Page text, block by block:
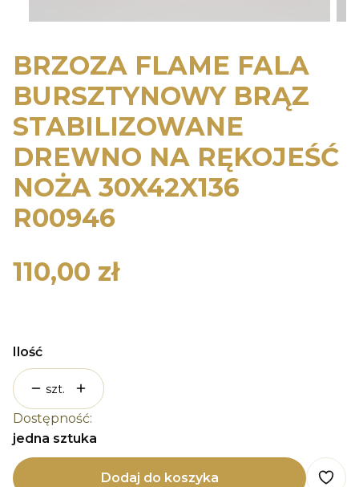
BRZOZA FLAME FALA
BURSZTYNOWY BRĄZ
STABILIZOWANE
DREWNO NA RĘKOJEŚĆ
NOŻA 30X42X136
R00946
Cena
110,00 zł
Ilość
szt.
Dostępność:
jedna sztuka
Dodaj do koszyka